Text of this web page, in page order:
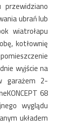
ubrań lub
wiatrołapu
kotłownię
wyjście na
garażem 2-
68
wyglądu
układem